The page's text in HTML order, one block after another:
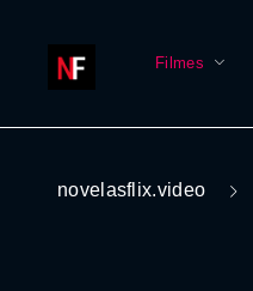
Filmes
novelasflix.video